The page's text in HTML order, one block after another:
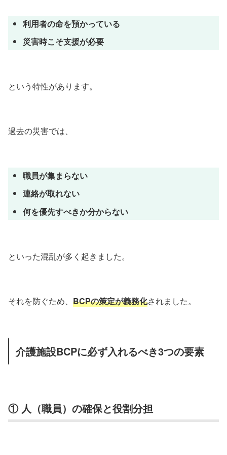
利用者の命を預かっている
災害時こそ支援が必要
という特性があります。
過去の災害では、
職員が集まらない
連絡が取れない
何を優先すべきか分からない
といった混乱が多く起きました。
それを防ぐため、 BCPの策定が義務化されました。
介護施設BCPに必ず入れるべき3つの要素
① 人（職員）の確保と役割分担